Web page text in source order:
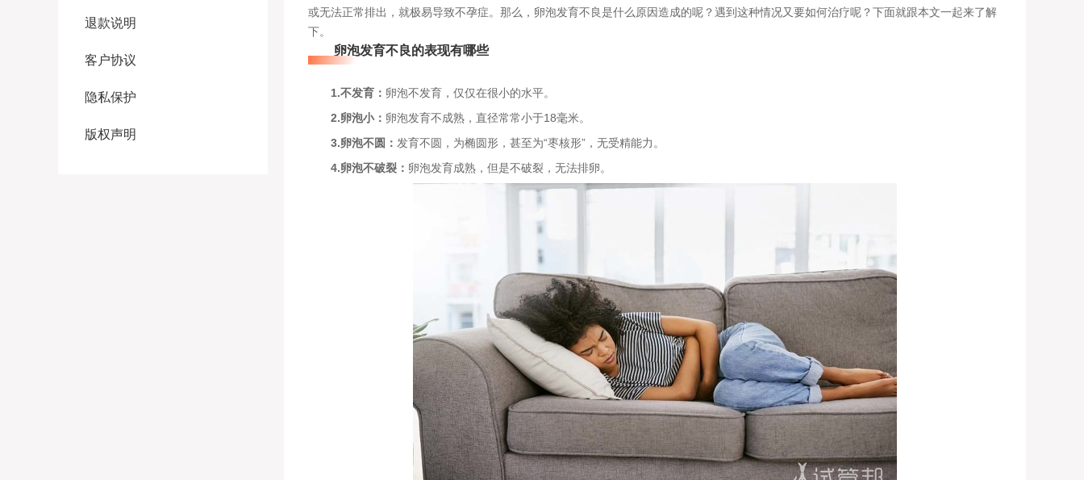
退款说明
客户协议
隐私保护
版权声明
或无法正常排出，就极易导致不孕症。那么，卵泡发育不良是什么原因造成的呢？遇到这种情况又要如何治疗呢？下面就跟本文一起来了解
下。
卵泡发育不良的表现有哪些
1.不发育： 卵泡不发育，仅仅在很小的水平。
2.卵泡小： 卵泡发育不成熟，直径常常小于18毫米。
3.卵泡不圆： 发育不圆，为椭圆形，甚至为“枣核形”，无受精能力。
4.卵泡不破裂： 卵泡发育成熟，但是不破裂，无法排卵。